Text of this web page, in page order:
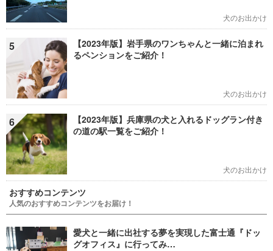
犬のお出かけ
5
【2023年版】岩手県のワンちゃんと一緒に泊まれ
るペンションをご紹介！
犬のお出かけ
6
【2023年版】兵庫県の犬と入れるドッグラン付き
の道の駅一覧をご紹介！
犬のお出かけ
おすすめコンテンツ
人気のおすすめコンテンツをお届け！
愛犬と一緒に出社する夢を実現した富士通『ドッ
グオフィス』に行ってみ…